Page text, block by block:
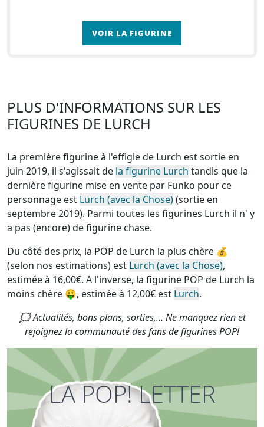
VOIR LA FIGURINE
PLUS D'INFORMATIONS SUR LES
FIGURINES DE LURCH
La première figurine à l'effigie de Lurch est sortie en
juin 2019, il s'agissait de la figurine Lurch tandis que la
dernière figurine mise en vente par Funko pour ce
personnage est Lurch (avec la Chose)(sortie en
septembre 2019). Parmi toutes les figurines Lurch il n' y
a pas (encore) de figurine chase.
Du côté des prix, la POP de Lurch la plus chère 💰
(selon nos estimations) est Lurch (avec la Chose),
estimée à 16,00€. A l'inverse, la figurine POP de Lurch la
moins chère 🤑, estimée à 12,00€ est Lurch.
🗯 Actualités, bons plans, sorties,... Ne manquez rien et
rejoignez la communauté des fans de figurines POP!
LA POP! LETTER